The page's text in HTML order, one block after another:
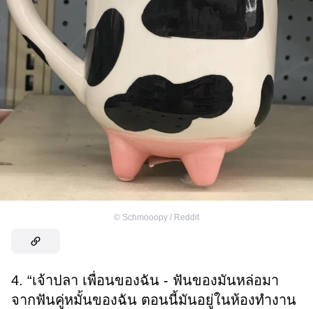
© Schmooopy / Reddit
4. “เจ้าปลา เพื่อนของฉัน - ฟันของมันหล่อมา
จากฟันคู่หมั้นของฉัน ตอนนี้มันอยู่ในห้องทำงาน